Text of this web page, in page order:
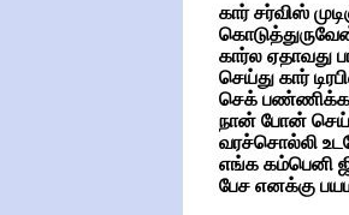
கார் சர்விஸ்
கார்ல ஏதாவது
செய்து கார்
செக்
நான் போன்
வரச்சொல்லி
எங்க கம்பெனி
பேச எனக்கு